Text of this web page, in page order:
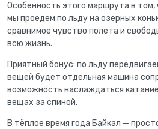
Особенность этого маршрута в
мы проедем по льду на озерных
сравнимое чувство полета и
всю жизнь.
Приятный бонус: по льду
вещей будет отдельная машина
возможность наслаждаться
вещах за спиной.
В тёплое время года Байкал —